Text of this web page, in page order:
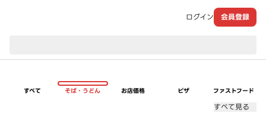
ログイン 会員登録
すべて そば・うどん お店価格 ピザ ファストフード
すべて見る